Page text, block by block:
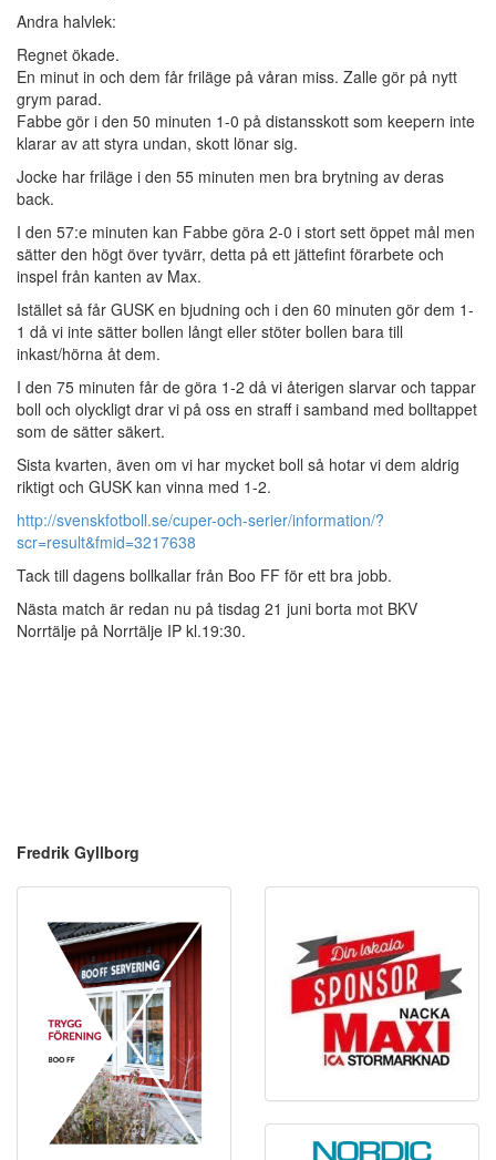
Andra halvlek:
Regnet ökade.
En minut in och dem får friläge på våran miss. Zalle gör på nytt
grym parad.
Fabbe gör i den 50 minuten 1-0 på distansskott som keepern inte
klarar av att styra undan, skott lönar sig.
Jocke har friläge i den 55 minuten men bra brytning av deras
back.
I den 57:e minuten kan Fabbe göra 2-0 i stort sett öppet mål men
sätter den högt över tyvärr, detta på ett jättefint förarbete och
inspel från kanten av Max.
Istället så får GUSK en bjudning och i den 60 minuten gör dem 1-
1 då vi inte sätter bollen långt eller stöter bollen bara till
inkast/hörna åt dem.
I den 75 minuten får de göra 1-2 då vi återigen slarvar och tappar
boll och olyckligt drar vi på oss en straff i samband med bolltappet
som de sätter säkert.
Sista kvarten, även om vi har mycket boll så hotar vi dem aldrig
riktigt och GUSK kan vinna med 1-2.
http://svenskfotboll.se/cuper-och-serier/information/?
scr=result&fmid=3217638
Tack till dagens bollkallar från Boo FF för ett bra jobb.
Nästa match är redan nu på tisdag 21 juni borta mot BKV
Norrtälje på Norrtälje IP kl.19:30.
Fredrik Gyllborg